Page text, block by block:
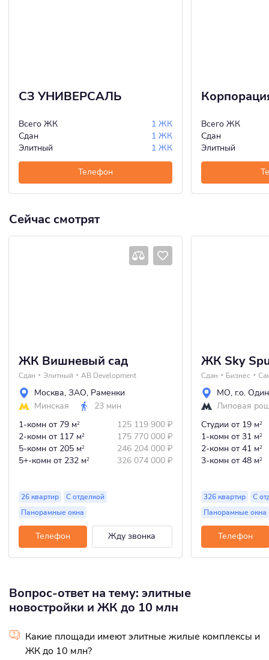
СЗ УНИВЕРСАЛЬ
Всего ЖК
1 ЖК
Сдан
1 ЖК
Элитный
1 ЖК
Телефон
Всего ЖК
Сдан
Элитный
Сейчас смотрят
ЖК Вишневый сад
Сдан Элитный AB Development
Москва, ЗАО, Раменки
Минская
23 мин
1-комн от 79 м2 125 119 900 ₽
2-комн от 117 м2 175 770 000 ₽
5-комн от 205 м2 246 204 000 ₽
5+-комн от 232 м2 326 074 000 ₽
26 квартир
С отделкой
Панорамные окна
Телефон Жду звонка
ЖК Sky
Сдан Бизнес
МО, г.о.
Липовая
Студии от 19 м2
1-комн от 31 м2
2-комн от 41 м2
3-комн от 48 м2
326 квартир
С
Панорамные окна
Телефон
Вопрос-ответ на тему: элитные
новостройки и ЖК до 10 млн
Какие площади имеют элитные жилые комплексы и
ЖК до 10 млн?